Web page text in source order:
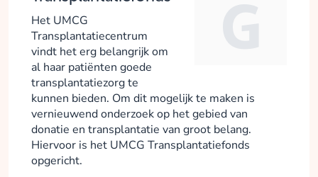
​Het UMCG
Transplantatiecentrum
vindt het erg belangrijk om
al haar patiënten goede
transplantatiezorg te
kunnen bieden. Om dit mogelijk te maken is
vernieuwend onderzoek op het gebied van
donatie en transplantatie van groot belang.
Hiervoor is het UMCG Transplantatiefonds
opgericht.